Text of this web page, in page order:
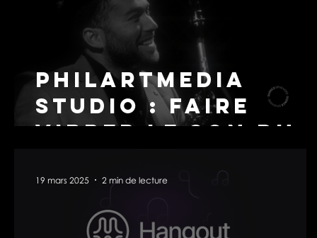
Philartmedia
Studio : Faire
vibrer le son du
Sud
19 mars 2025 2 min de lecture